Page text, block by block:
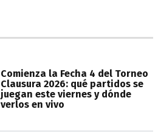
Comienza la Fecha 4 del Torneo
Clausura 2026: qué partidos se
juegan este viernes y dónde
verlos en vivo